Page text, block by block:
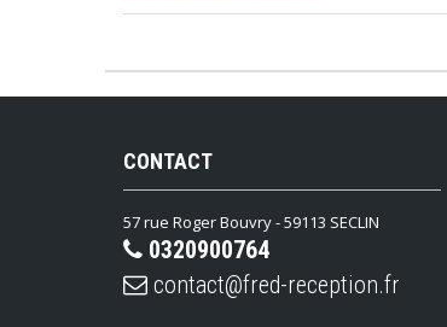
CONTACT
57 rue Roger Bouvry - 59113 SECLIN
0320900764
contact@fred-reception.fr